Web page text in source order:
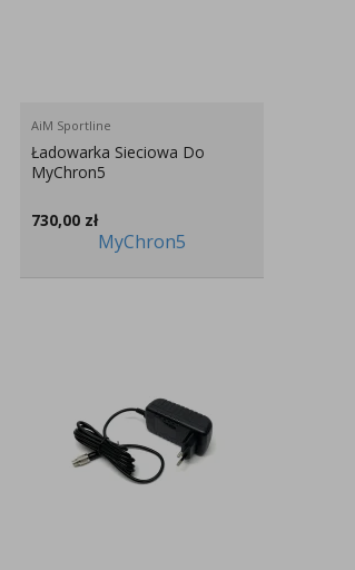
AiM Sportline
Ładowarka Sieciowa Do
MyChron5
730,00 zł